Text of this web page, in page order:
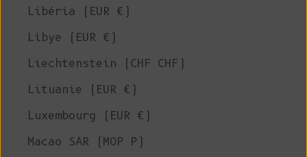
Libéria (EUR €)
Libye (EUR €)
Liechtenstein (CHF CHF)
Lituanie (EUR €)
Luxembourg (EUR €)
Macao SAR (MOP P)